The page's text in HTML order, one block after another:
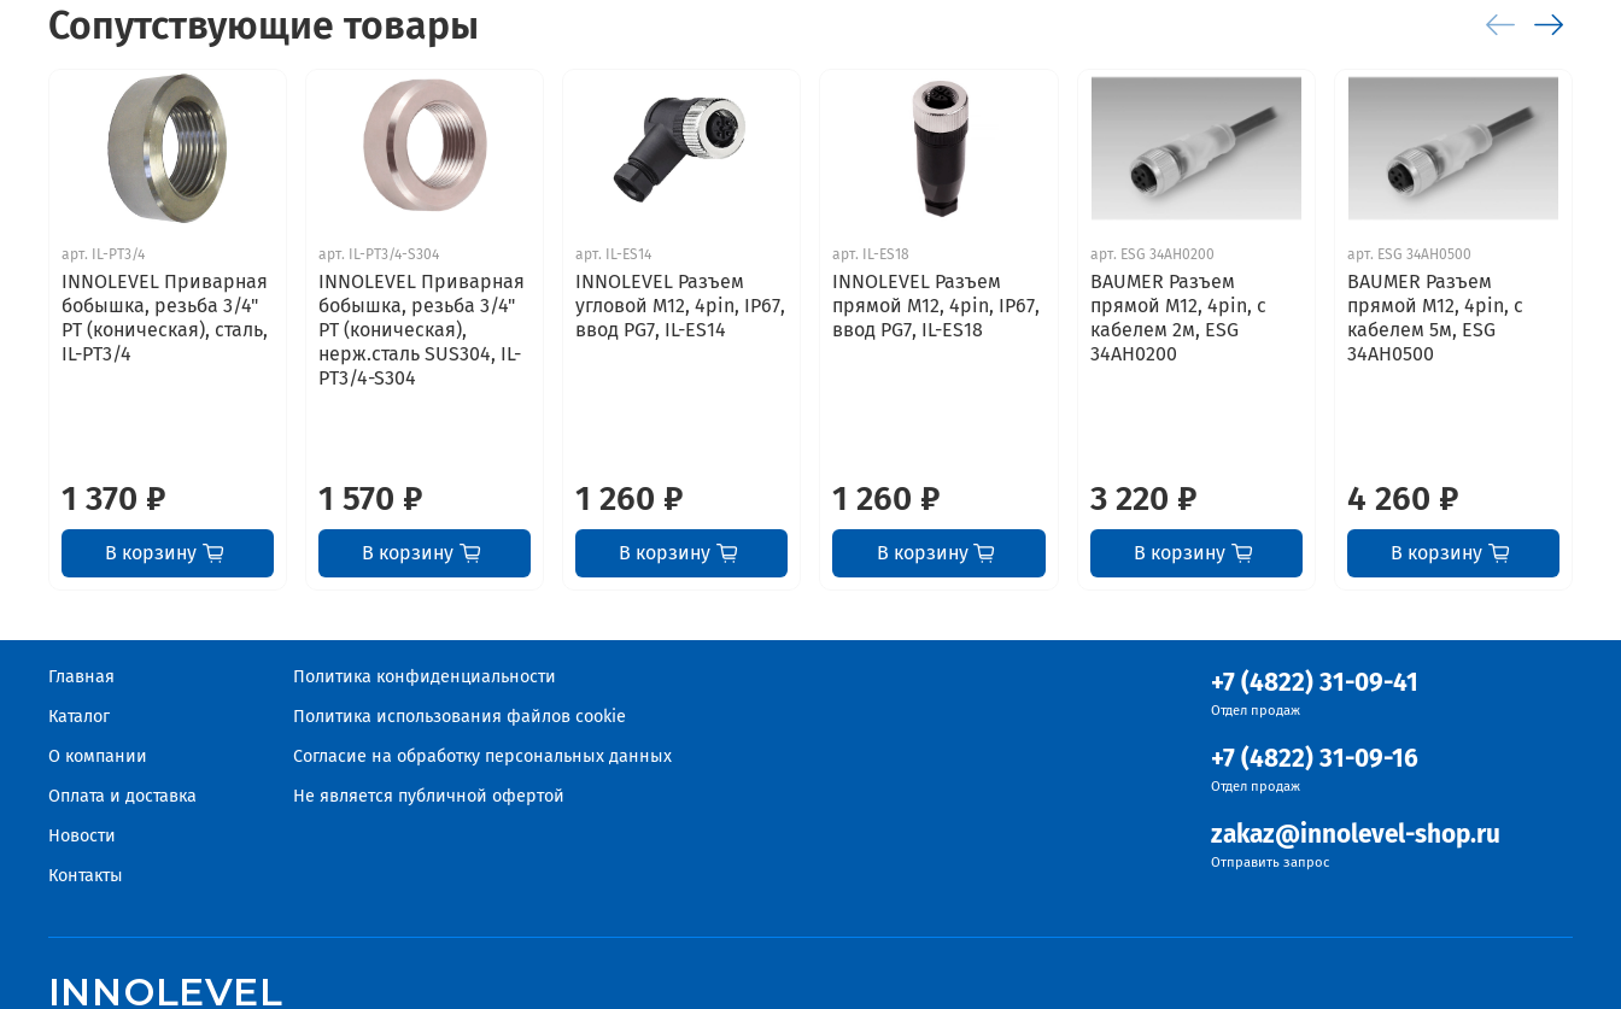
Сопутствующие товары
арт. IL-PT3/4
INNOLEVEL Приварная
бобышка, резьба 3/4"
PT (коническая), сталь,
IL-PT3/4
1 370 ₽
В корзину
арт. IL-PT3/4-S304
INNOLEVEL Приварная
бобышка, резьба 3/4"
PT (коническая),
нерж.сталь SUS304, IL-
PT3/4-S304
1 570 ₽
В корзину
арт. IL-ES14
INNOLEVEL Разъем
угловой M12, 4pin, IP67,
ввод PG7, IL-ES14
1 260 ₽
В корзину
арт. IL-ES18
INNOLEVEL Разъем
прямой M12, 4pin, IP67,
ввод PG7, IL-ES18
1 260 ₽
В корзину
арт. ESG 34AH0200
BAUMER Разъем
прямой M12, 4pin, с
кабелем 2м, ESG
34AH0200
3 220 ₽
В корзину
арт. ESG 34AH0500
BAUMER Разъем
прямой M12, 4pin, с
кабелем 5м, ESG
34AH0500
4 260 ₽
В корзину
Главная
Каталог
О компании
Оплата и доставка
Новости
Контакты
Политика конфиденциальности
Политика использования файлов cookie
Согласие на обработку персональных данных
Не является публичной офертой
+7 (4822) 31-09-41
Отдел продаж
+7 (4822) 31-09-16
Отдел продаж
zakaz@innolevel-shop.ru
Отправить запрос
INNOLEVEL